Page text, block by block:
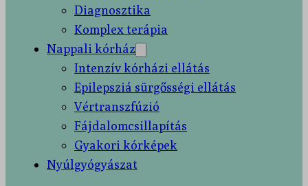
Diagnosztika
Komplex terápia
Nappali kórház
Intenzív kórházi ellátás
Epilepsziá sürgősségi ellátás
Vértranszfúzió
Fájdalomcsillapítás
Gyakori kórképek
Nyúlgyógyászat